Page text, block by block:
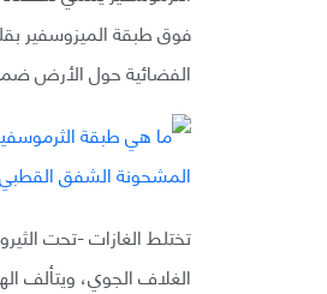
فوق طبقة الميزوسفير
الفضائية حول الأرض
تختلط الغازات -تحت